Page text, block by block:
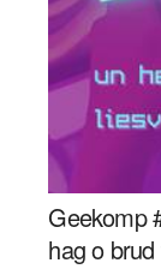
Geekomp
hag o brud